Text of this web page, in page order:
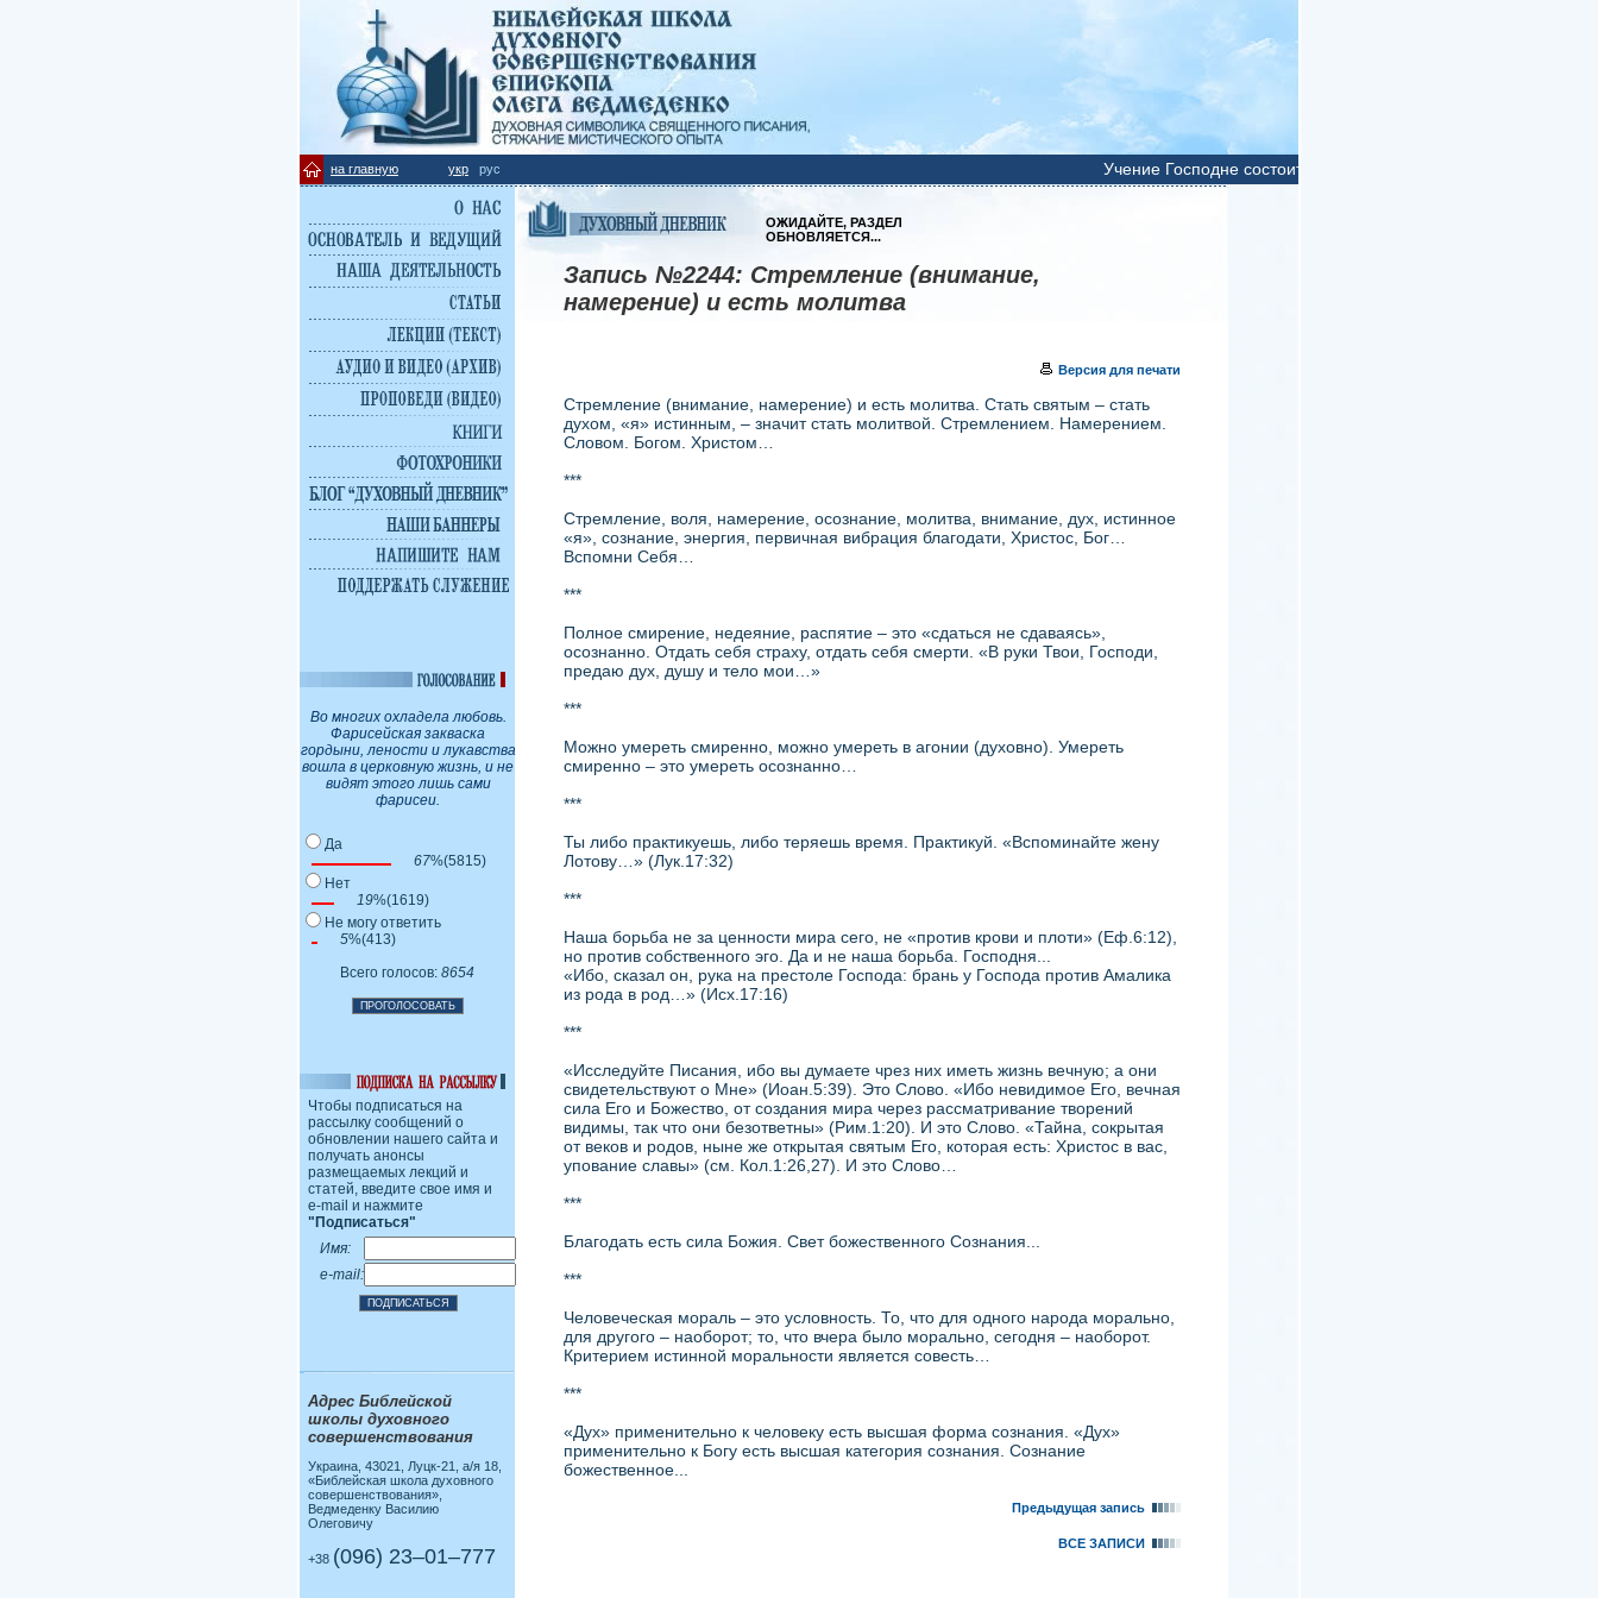
на главную укр рус Учение Господне состоит в едином слове:
Во многих охладела любовь.
Фарисейская закваска
гордыни, лености и лукавства
вошла в церковную жизнь, и не
видят этого лишь сами
фарисеи.
Да
67%(5815)
Нет
19%(1619)
Не могу ответить
5%(413)
Всего голосов: 8654
Чтобы подписаться на
рассылку сообщений о
обновлении нашего сайта и
получать анонсы
размещаемых лекций и
статей, введите свое имя и
e-mail и нажмите
"Подписаться"
Имя:
e-mail:
Адрес Библейской
школы духовного
совершенствования
Украина, 43021, Луцк-21, а/я 18,
«Библейская школа духовного
совершенствования»,
Ведмеденку Василию
Олеговичу
+38 (096) 23–01–777
ОЖИДАЙТЕ, РАЗДЕЛ
ОБНОВЛЯЕТСЯ...
Запись №2244: Стремление (внимание,
намерение) и есть молитва
Версия для печати
Стремление (внимание, намерение) и есть молитва. Стать святым – стать
духом, «я» истинным, – значит стать молитвой. Стремлением. Намерением.
Словом. Богом. Христом…
***
Стремление, воля, намерение, осознание, молитва, внимание, дух, истинное
«я», сознание, энергия, первичная вибрация благодати, Христос, Бог…
Вспомни Себя…
***
Полное смирение, недеяние, распятие – это «сдаться не сдаваясь»,
осознанно. Отдать себя страху, отдать себя смерти. «В руки Твои, Господи,
предаю дух, душу и тело мои…»
***
Можно умереть смиренно, можно умереть в агонии (духовно). Умереть
смиренно – это умереть осознанно…
***
Ты либо практикуешь, либо теряешь время. Практикуй. «Вспоминайте жену
Лотову…» (Лук.17:32)
***
Наша борьба не за ценности мира сего, не «против крови и плоти» (Еф.6:12),
но против собственного эго. Да и не наша борьба. Господня...
«Ибо, сказал он, рука на престоле Господа: брань у Господа против Амалика
из рода в род…» (Исх.17:16)
***
«Исследуйте Писания, ибо вы думаете чрез них иметь жизнь вечную; а они
свидетельствуют о Мне» (Иоан.5:39). Это Слово. «Ибо невидимое Его, вечная
сила Его и Божество, от создания мира через рассматривание творений
видимы, так что они безответны» (Рим.1:20). И это Слово. «Тайна, сокрытая
от веков и родов, ныне же открытая святым Его, которая есть: Христос в вас,
упование славы» (см. Кол.1:26,27). И это Слово…
***
Благодать есть сила Божия. Свет божественного Сознания...
***
Человеческая мораль – это условность. То, что для одного народа морально,
для другого – наоборот; то, что вчера было морально, сегодня – наоборот.
Критерием истинной моральности является совесть…
***
«Дух» применительно к человеку есть высшая форма сознания. «Дух»
применительно к Богу есть высшая категория сознания. Сознание
божественное...
Предыдущая запись
ВСЕ ЗАПИСИ